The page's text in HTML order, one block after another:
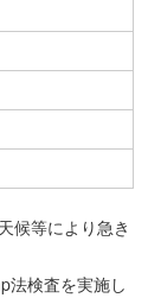
候等により急き
法検査を実施し